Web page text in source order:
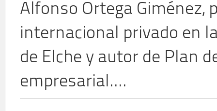
Alfonso Ortega Giménez,
internacional privado en
de Elche y autor de Plan
empresarial....